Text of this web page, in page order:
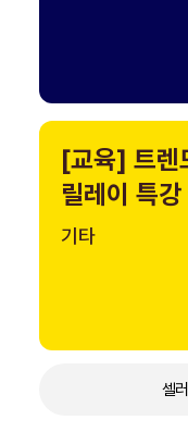
[교육] 트렌
릴레이 특강
기타
셀